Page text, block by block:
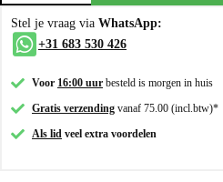
Stel je vraag via WhatsApp:
+31 683 530 426
Voor 16:00 uur besteld is morgen in huis
Gratis verzending vanaf 75.00 (incl.btw)*
Als lid veel extra voordelen